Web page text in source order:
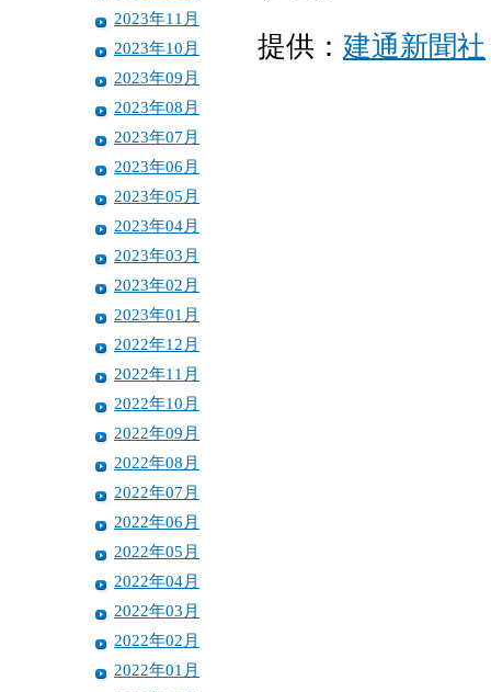
2023年11月
2023年10月
2023年09月
2023年08月
2023年07月
2023年06月
2023年05月
2023年04月
2023年03月
2023年02月
2023年01月
2022年12月
2022年11月
2022年10月
2022年09月
2022年08月
2022年07月
2022年06月
2022年05月
2022年04月
2022年03月
2022年02月
2022年01月
提供： 建通新聞社